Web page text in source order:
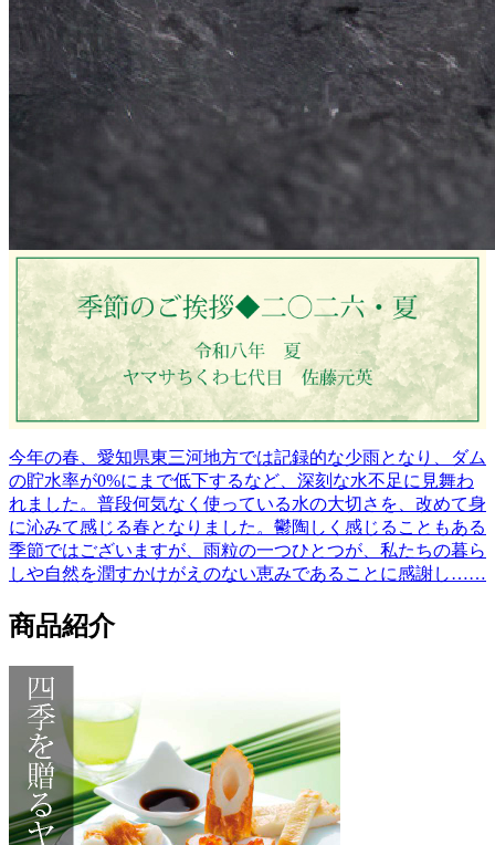
今年の春、愛知県東三河地方では記録的な少雨となり、ダム
の貯水率が0%にまで低下するなど、深刻な水不足に見舞わ
れました。普段何気なく使っている水の大切さを、改めて身
に沁みて感じる春となりました。鬱陶しく感じることもある
季節ではございますが、雨粒の一つひとつが、私たちの暮ら
しや自然を潤すかけがえのない恵みであることに感謝し……
商品紹介